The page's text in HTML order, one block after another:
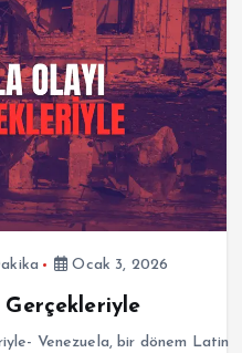
Ocak 3, 2026
Gerçekleriyle
Venezuela, bir dönem Latin